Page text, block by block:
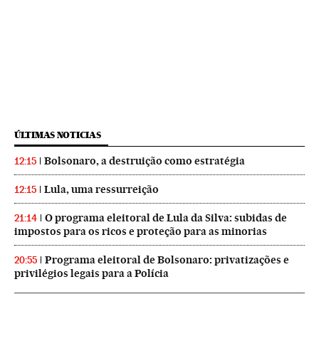
ÚLTIMAS NOTICIAS
12:15 Bolsonaro, a destruição como estratégia
12:15 Lula, uma ressurreição
21:14
O programa eleitoral de Lula da Silva: subidas de
impostos para os ricos e proteção para as minorias
20:55
Programa eleitoral de Bolsonaro: privatizações e
privilégios legais para a Polícia